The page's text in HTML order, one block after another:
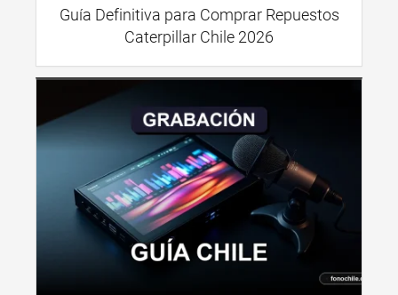
Guía Definitiva para Comprar Repuestos
Caterpillar Chile 2026